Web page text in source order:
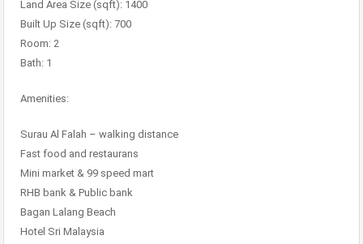
Land Area Size (sqft): 1400
Built Up Size (sqft): 700
Room: 2
Bath: 1
Amenities:
Surau Al Falah – walking distance
Fast food and restaurans
Mini market & 99 speed mart
RHB bank & Public bank
Bagan Lalang Beach
Hotel Sri Malaysia